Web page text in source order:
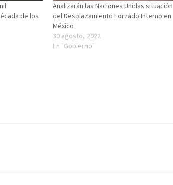
de los
Analizarán las Naciones Unidas situación
del Desplazamiento Forzado Interno en
México
30 agosto, 2022
En "Gobierno"